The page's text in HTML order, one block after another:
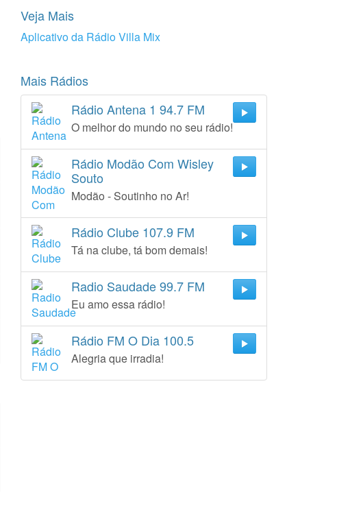
Veja Mais
Aplicativo da Rádio Villa Mix
Mais Rádios
Rádio Antena 1 94.7 FM
O melhor do mundo no seu rádio!
Rádio Modão Com Wisley
Souto
Modão - Soutinho no Ar!
Rádio Clube 107.9 FM
Tá na clube, tá bom demais!
Radio Saudade 99.7 FM
Eu amo essa rádio!
Rádio FM O Dia 100.5
Alegria que irradia!